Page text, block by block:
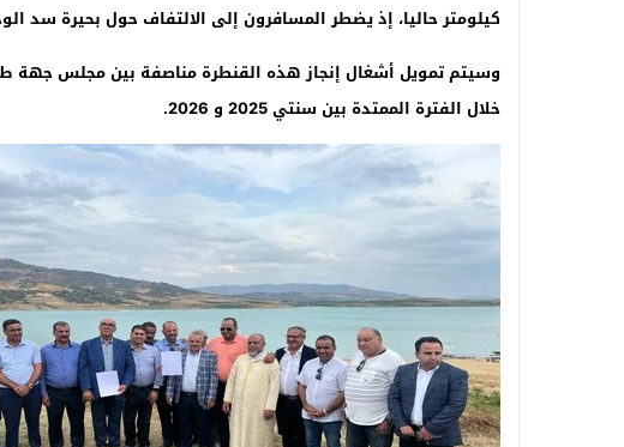
كيلومتر حاليا، إذ يضطر المسافرون إلى الالتفاف حول بحيرة سد
وسيتم تمويل أشغال إنجاز هذه القنطرة مناصفة بين مجلس
خلال الفترة الممتدة بين سنتي 2025 و 2026.